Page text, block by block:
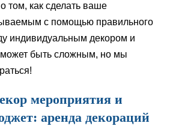
том, как сделать ваше
с помощью правильного
индивидуальным декором и
быть сложным, но мы
мероприятия и
аренда декораций